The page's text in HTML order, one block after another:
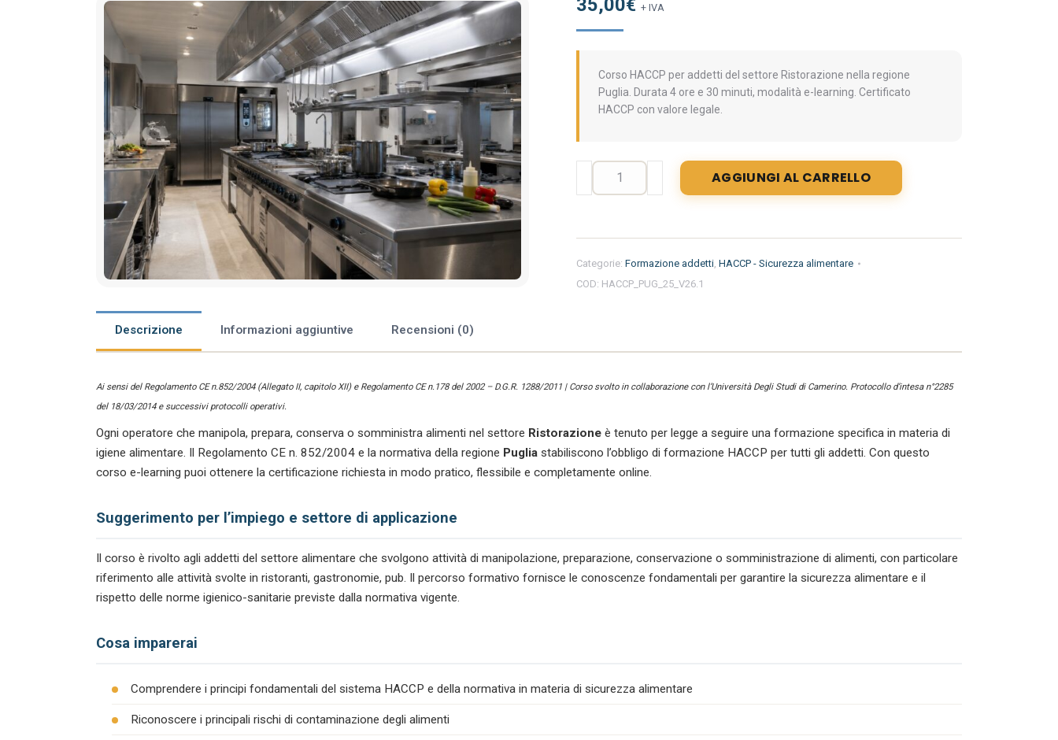
35,00€ + IVA
Corso HACCP per addetti del settore Ristorazione nella regione
Puglia. Durata 4 ore e 30 minuti, modalità e-learning. Certificato
HACCP con valore legale.
Formazione
del
alimentare
nella
AGGIUNGI AL CARRELLO
Categorie: Formazione addetti, HACCP - Sicurezza alimentare
COD: HACCP_PUG_25_V26.1
Descrizione Informazioni aggiuntive Recensioni (0)
Ai sensi del Regolamento CE n.852/2004 (Allegato II, capitolo XII) e Regolamento CE n.178 del 2002 – D.G.R. 1288/2011 | Corso svolto in collaborazione con l’Università Degli Studi di Camerino. Protocollo d’intesa n°2285
del 18/03/2014 e successivi protocolli operativi.
Ogni operatore che manipola, prepara, conserva o somministra alimenti nel settore Ristorazione è tenuto per legge a seguire una formazione specifica in materia di
igiene alimentare. Il Regolamento CE n. 852/2004 e la normativa della regione Puglia stabiliscono l’obbligo di formazione HACCP per tutti gli addetti. Con questo
corso e-learning puoi ottenere la certificazione richiesta in modo pratico, flessibile e completamente online.
Suggerimento per l’impiego e settore di applicazione
Il corso è rivolto agli addetti del settore alimentare che svolgono attività di manipolazione, preparazione, conservazione o somministrazione di alimenti, con particolare
riferimento alle attività svolte in ristoranti, gastronomie, pub. Il percorso formativo fornisce le conoscenze fondamentali per garantire la sicurezza alimentare e il
rispetto delle norme igienico-sanitarie previste dalla normativa vigente.
Cosa imparerai
Comprendere i principi fondamentali del sistema HACCP e della normativa in materia di sicurezza alimentare
Riconoscere i principali rischi di contaminazione degli alimenti